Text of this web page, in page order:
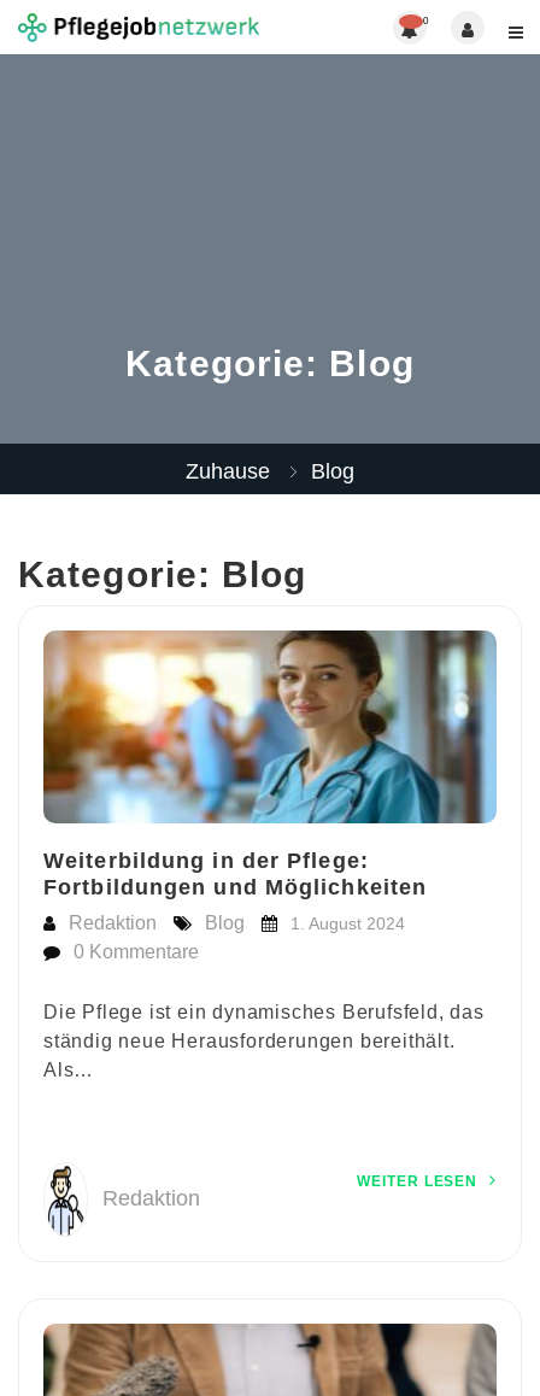
0
Kategorie: Blog
Zuhause Blog
Kategorie: Blog
Weiterbildung in der Pflege:
Fortbildungen und Möglichkeiten
Redaktion Blog 1. August 2024
0 Kommentare
Die Pflege ist ein dynamisches Berufsfeld, das
ständig neue Herausforderungen bereithält.
Als…
Redaktion
WEITER LESEN